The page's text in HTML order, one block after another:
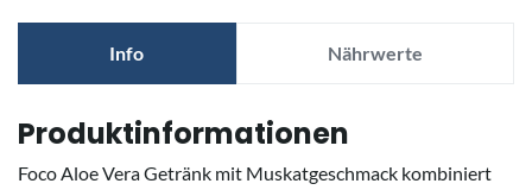
Info Nährwerte
Produktinformationen
Foco Aloe Vera Getränk mit Muskatgeschmack kombiniert